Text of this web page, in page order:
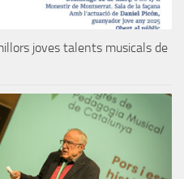
joves talents musicals de